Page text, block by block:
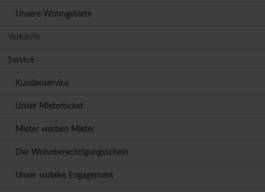
Unsere Wohngebiete
Verkäufe
Service
Kundenservice
Unser Mieterticket
Mieter werben Mieter
Der Wohnberechtigungsschein
Unser soziales Engagement